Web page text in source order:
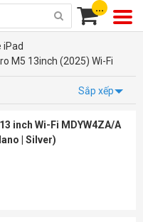
...
iPad
M5 13inch (2025) Wi-Fi
Sắp xếp
inch Wi-Fi MDYW4ZA/A
| Silver)